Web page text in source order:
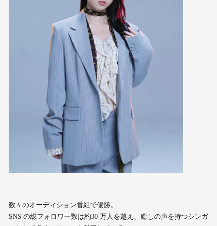
数々のオーディション番組で優勝。
SNS の総フォロワー数は約30 万人を越え、癒しの声を持つシンガ